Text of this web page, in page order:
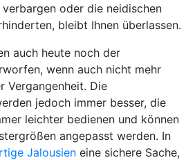
oder die neidischen
bleibt Ihnen überlassen.
auch heute noch der
wenn auch nicht mehr
Vergangenheit. Die
jedoch immer besser, die
leichter bedienen und können
angepasst werden. In
Jalousien eine sichere Sache,